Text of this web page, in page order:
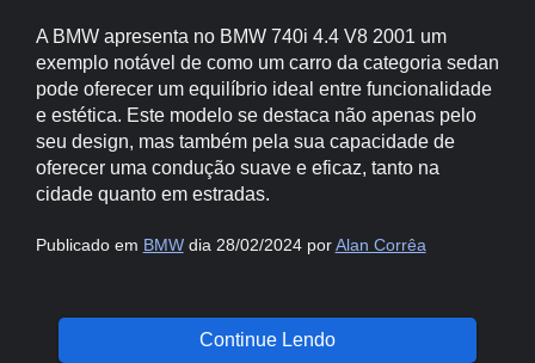
A BMW apresenta no BMW 740i 4.4 V8 2001 um
exemplo notável de como um carro da categoria sedan
pode oferecer um equilíbrio ideal entre funcionalidade
e estética. Este modelo se destaca não apenas pelo
seu design, mas também pela sua capacidade de
oferecer uma condução suave e eficaz, tanto na
cidade quanto em estradas.
Publicado em BMWdia 28/02/2024 porAlan Corrêa
Continue Lendo